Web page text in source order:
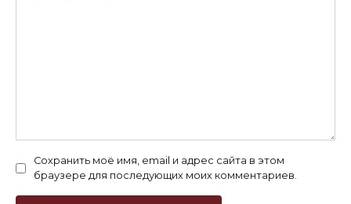
Сохранить моё имя, email и адрес сайта в этом
браузере для последующих моих комментариев.